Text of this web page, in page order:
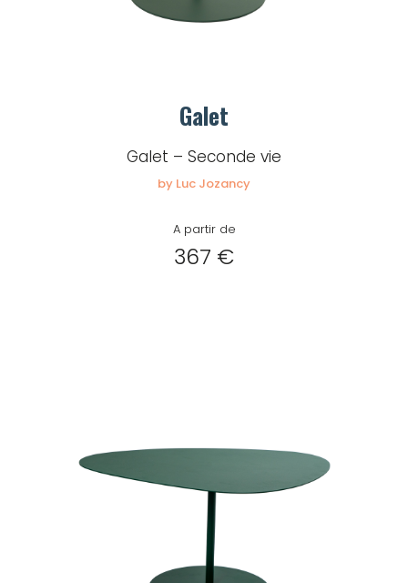
Galet
Galet – Seconde vie
by Luc Jozancy
A partir de
367 €